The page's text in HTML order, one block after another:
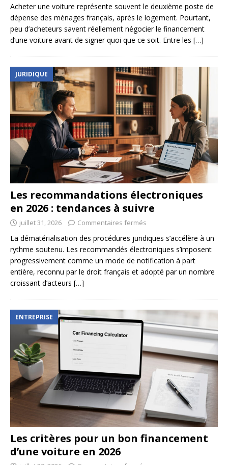
Acheter une voiture représente souvent le deuxième poste de
dépense des ménages français, après le logement. Pourtant,
peu d’acheteurs savent réellement négocier le financement
d’une voiture avant de signer quoi que ce soit. Entre les […]
JURIDIQUE
Les recommandations électroniques
en 2026 : tendances à suivre
juillet 31, 2026 Commentaires fermés
La dématérialisation des procédures juridiques s’accélère à un
rythme soutenu. Les recommandés électroniques s’imposent
progressivement comme un mode de notification à part
entière, reconnu par le droit français et adopté par un nombre
croissant d’acteurs […]
ENTREPRISE
Les critères pour un bon financement
d’une voiture en 2026